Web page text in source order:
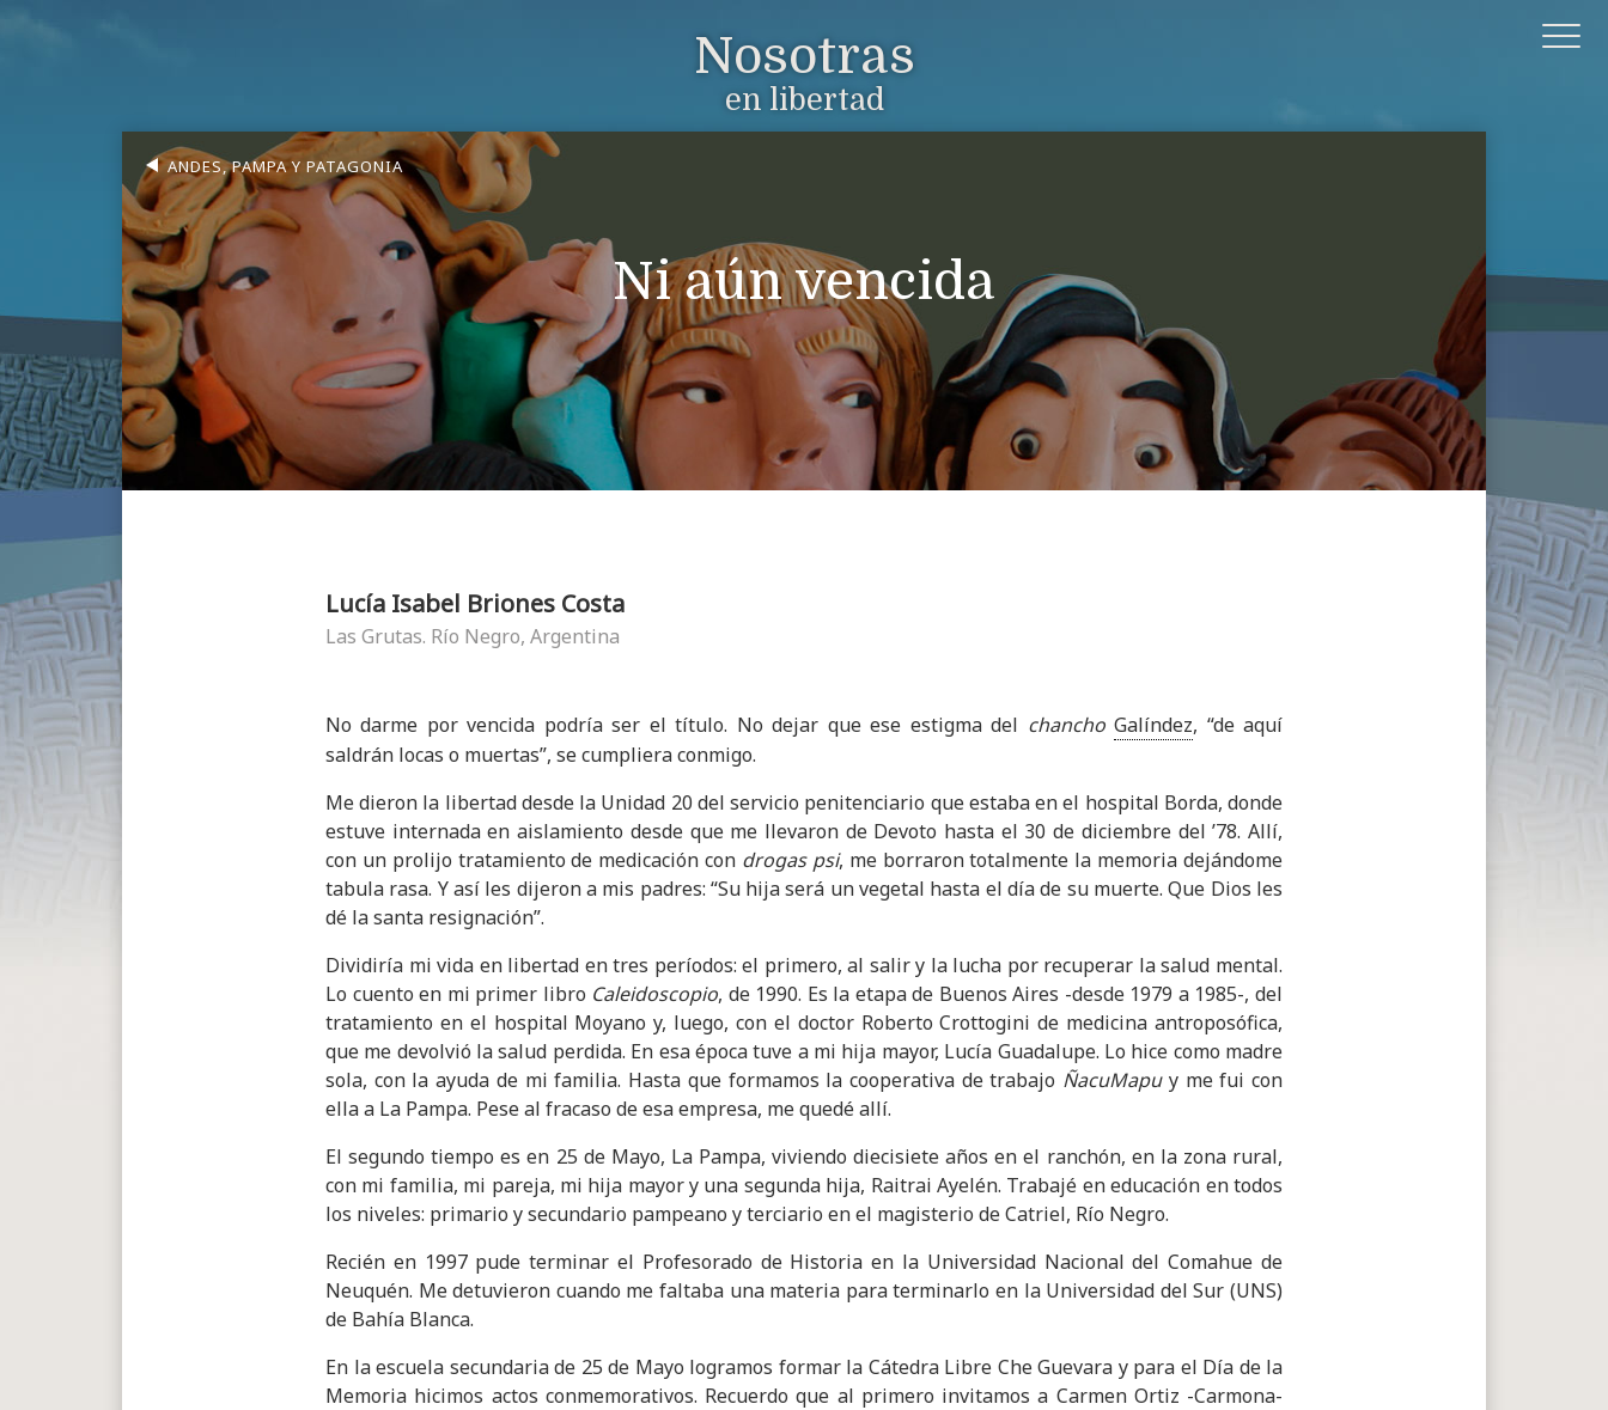
Nosotras
en libertad
ANDES, PAMPA Y PATAGONIA
Ni aún vencida
Lucía Isabel Briones Costa
Las Grutas. Río Negro, Argentina
No darme por vencida podría ser el título. No dejar que ese estigma del chancho Galíndez, “de aquí
saldrán locas o muertas”, se cumpliera conmigo.
Me dieron la libertad desde la Unidad 20 del servicio penitenciario que estaba en el hospital Borda, donde
estuve internada en aislamiento desde que me llevaron de Devoto hasta el 30 de diciembre del ’78. Allí,
con un prolijo tratamiento de medicación con drogas psi, me borraron totalmente la memoria dejándome
tabula rasa. Y así les dijeron a mis padres: “Su hija será un vegetal hasta el día de su muerte. Que Dios les
dé la santa resignación”.
Dividiría mi vida en libertad en tres períodos: el primero, al salir y la lucha por recuperar la salud mental.
Lo cuento en mi primer libro Caleidoscopio, de 1990. Es la etapa de Buenos Aires -desde 1979 a 1985-, del
tratamiento en el hospital Moyano y, luego, con el doctor Roberto Crottogini de medicina antroposófica,
que me devolvió la salud perdida. En esa época tuve a mi hija mayor, Lucía Guadalupe. Lo hice como madre
sola, con la ayuda de mi familia. Hasta que formamos la cooperativa de trabajo ÑacuMapuy me fui con
ella a La Pampa. Pese al fracaso de esa empresa, me quedé allí.
El segundo tiempo es en 25 de Mayo, La Pampa, viviendo diecisiete años en el ranchón, en la zona rural,
con mi familia, mi pareja, mi hija mayor y una segunda hija, Raitrai Ayelén. Trabajé en educación en todos
los niveles: primario y secundario pampeano y terciario en el magisterio de Catriel, Río Negro.
Recién en 1997 pude terminar el Profesorado de Historia en la Universidad Nacional del Comahue de
Neuquén. Me detuvieron cuando me faltaba una materia para terminarlo en la Universidad del Sur (UNS)
de Bahía Blanca.
En la escuela secundaria de 25 de Mayo logramos formar la Cátedra Libre Che Guevara y para el Día de la
Memoria hicimos actos conmemorativos. Recuerdo que al primero invitamos a Carmen Ortiz -Carmona-